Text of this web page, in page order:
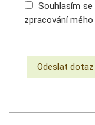
Souhlasím
zpracování